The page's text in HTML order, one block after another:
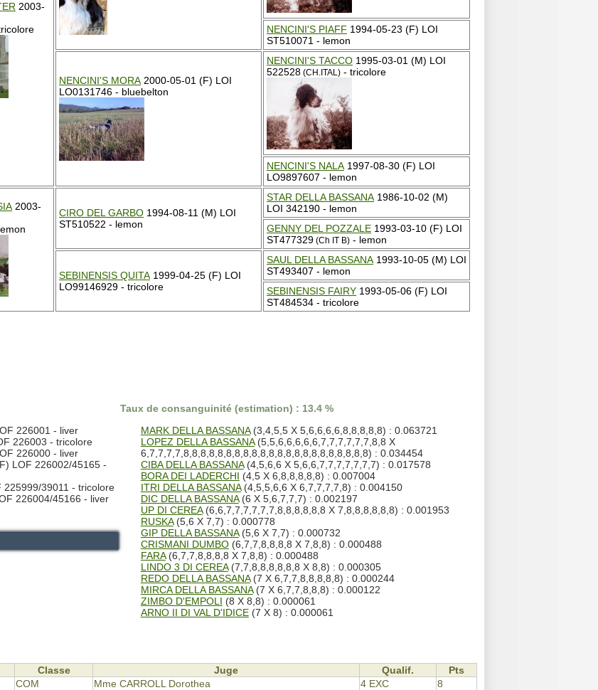
2003-
NENCINI'S PIAFF 1994-05-23 (F) LOI
ST510071 - lemon
NENCINI'S MORA 2000-05-01 (F) LOI
LO0131746 - bluebelton
NENCINI'S TACCO 1995-03-01 (M) LOI
522528 (CH.ITAL) - tricolore
NENCINI'S NALA 1997-08-30 (F) LOI
LO9897607 - lemon
2003-
CIRO DEL GARBO 1994-08-11 (M) LOI
ST510522 - lemon
STAR DELLA BASSANA 1986-10-02 (M)
LOI 342190 - lemon
GENNY DEL POZZALE 1993-03-10 (F) LOI
ST477329 (Ch IT B) - lemon
SEBINENSIS QUITA 1999-04-25 (F) LOI
LO99146929 - tricolore
SAUL DELLA BASSANA 1993-10-05 (M) LOI
ST493407 - lemon
SEBINENSIS FAIRY 1993-05-06 (F) LOI
ST484534 - tricolore
226001 - liver
226003 - tricolore
226000 - liver
LOF 226002/45165 -
225999/39011 - tricolore
226004/45166 - liver
Taux de consanguinité (estimation) : 13.4 %
MARK DELLA BASSANA(3,4,5,5 X 5,6,6,6,6,8,8,8,8,8) : 0.063721
LOPEZ DELLA BASSANA(5,5,6,6,6,6,6,7,7,7,7,7,7,8,8 X
6,7,7,7,7,8,8,8,8,8,8,8,8,8,8,8,8,8,8,8,8,8,8,8,8,8,8) : 0.034454
CIBA DELLA BASSANA(4,5,6,6 X 5,6,6,7,7,7,7,7,7,7) : 0.017578
BORA DEI LADERCHI (4,5 X 6,8,8,8,8,8) : 0.007004
ITRI DELLA BASSANA(4,5,5,6,6 X 6,7,7,7,7,8) : 0.004150
DIC DELLA BASSANA(6 X 5,6,7,7,7) : 0.002197
UP DI CEREA(6,6,7,7,7,7,7,7,8,8,8,8,8,8 X 7,8,8,8,8,8,8) : 0.001953
RUSKA(5,6 X 7,7) : 0.000778
GIP DELLA BASSANA(5,6 X 7,7) : 0.000732
CRISMANI DUMBO(6,7,7,8,8,8,8 X 7,8,8) : 0.000488
FARA(6,7,7,8,8,8,8 X 7,8,8) : 0.000488
LINDO 3 DI CEREA(7,7,8,8,8,8,8,8 X 8,8) : 0.000305
REDO DELLA BASSANA(7 X 6,7,7,8,8,8,8,8) : 0.000244
MIRCA DELLA BASSANA(7 X 6,7,7,8,8,8) : 0.000122
ZIMBO D'EMPOLI (8 X 8,8) : 0.000061
ARNO II DI VAL D'IDICE(7 X 8) : 0.000061
Classe Juge Qualif.
Pts
COM Mme CARROLL Dorothea 4 EXC 8